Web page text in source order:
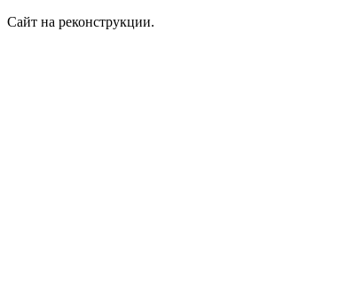
Сайт на реконструкции.